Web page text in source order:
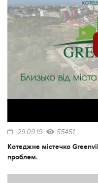
29.09.19 55451
Котеджне містечко
проблем.